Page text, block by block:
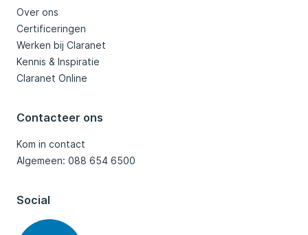
Over ons
Certificeringen
Werken bij Claranet
Kennis & Inspiratie
Claranet Online
Contacteer ons
Kom in contact
Algemeen: 088 654 6500
Social